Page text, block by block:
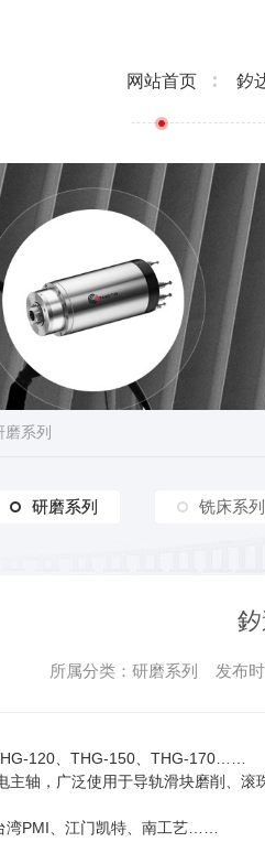
网站首页 釸
磨系列
研磨系列
研磨系列 铣床系列
所属分类：研磨系列 发布
120、THG-150、THG-170……
主轴，广泛使用于导轨滑块磨削、
湾PMI、江门凯特、南工艺……